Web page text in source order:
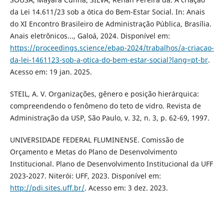
da Lei 14.611/23 sob a ótica do Bem-Estar Social. In: Anais
do XI Encontro Brasileiro de Administração Pública, Brasília.
Anais eletrônicos..., Galoá, 2024. Disponível em:
https://proceedings.science/ebap-2024/trabalhos/a-criacao-
da-lei-1461123-sob-a-otica-do-bem-estar-social?lang=pt-br.
Acesso em: 19 jan. 2025.
STEIL, A. V. Organizações, gênero e posição hierárquica:
compreendendo o fenômeno do teto de vidro. Revista de
Administração da USP, São Paulo, v. 32, n. 3, p. 62-69, 1997.
UNIVERSIDADE FEDERAL FLUMINENSE. Comissão de
Orçamento e Metas do Plano de Desenvolvimento
Institucional. Plano de Desenvolvimento Institucional da UFF
2023-2027. Niterói: UFF, 2023. Disponível em:
http://pdi.sites.uff.br/. Acesso em: 3 dez. 2023.